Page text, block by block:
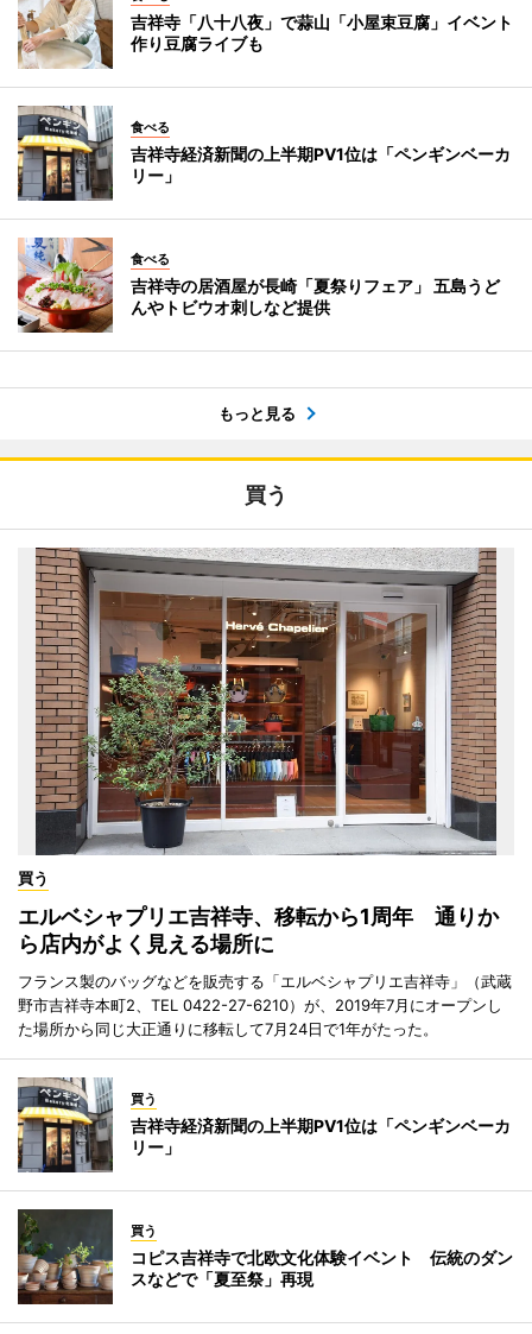
吉祥寺「八十八夜」で蒜山「小屋束豆腐」イベント
作り豆腐ライブも
食べる
吉祥寺経済新聞の上半期PV1位は「ペンギンベーカ
リー」
食べる
吉祥寺の居酒屋が長崎「夏祭りフェア」 五島うど
んやトビウオ刺しなど提供
もっと見る
買う
買う
エルベシャプリエ吉祥寺、移転から1周年 通りか
ら店内がよく見える場所に
フランス製のバッグなどを販売する「エルベシャプリエ吉祥寺」（武蔵
野市吉祥寺本町2、TEL 0422-27-6210）が、2019年7月にオープンし
た場所から同じ大正通りに移転して7月24日で1年がたった。
買う
吉祥寺経済新聞の上半期PV1位は「ペンギンベーカ
リー」
買う
コピス吉祥寺で北欧文化体験イベント 伝統のダン
スなどで「夏至祭」再現